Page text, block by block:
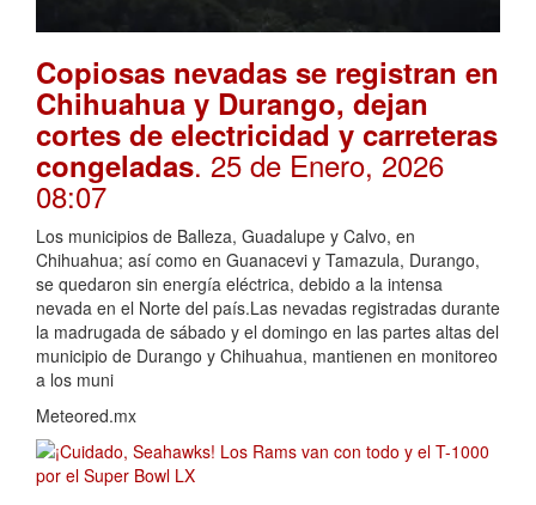
Copiosas nevadas se registran en
Chihuahua y Durango, dejan
cortes de electricidad y carreteras
congeladas. 25 de Enero, 2026
08:07
Los municipios de Balleza, Guadalupe y Calvo, en
Chihuahua; así como en Guanacevi y Tamazula, Durango,
se quedaron sin energía eléctrica, debido a la intensa
nevada en el Norte del país.Las nevadas registradas durante
la madrugada de sábado y el domingo en las partes altas del
municipio de Durango y Chihuahua, mantienen en monitoreo
a los muni
Meteored.mx